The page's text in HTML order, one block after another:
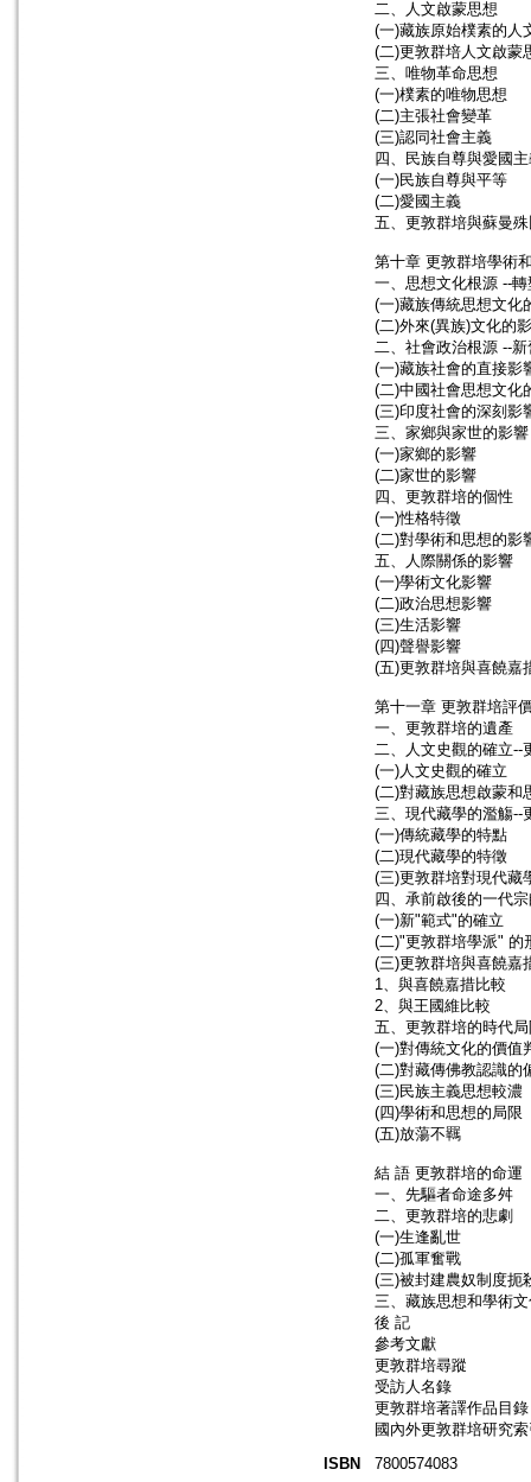
二、人文啟蒙思想
(一)藏族原始樸素的人
(二)更敦群培人文啟蒙
三、唯物革命思想
(一)樸素的唯物思想
(二)主張社會變革
(三)認同社會主義
四、民族自尊與愛國
(一)民族自尊與平等
(二)愛國主義
五、更敦群培與蘇曼
第十章 更敦群培學術
一、思想文化根源 --
(一)藏族傳統思想文化
(二)外來(異族)文化的
二、社會政治根源 --
(一)藏族社會的直接影
(二)中國社會思想文化
(三)印度社會的深刻影
三、家鄉與家世的影響
(一)家鄉的影響
(二)家世的影響
四、更敦群培的個性
(一)性格特徵
(二)對學術和思想的影
五、人際關係的影響
(一)學術文化影響
(二)政治思想影響
(三)生活影響
(四)聲譽影響
(五)更敦群培與喜饒嘉
第十一章 更敦群培評
一、更敦群培的遺產
二、人文史觀的確立--
(一)人文史觀的確立
(二)對藏族思想啟蒙和
三、現代藏學的濫觴--
(一)傳統藏學的特點
(二)現代藏學的特徵
(三)更敦群培對現代藏
四、承前啟後的一代
(一)新"範式"的確立
(二)"更敦群培學派" 的
(三)更敦群培與喜饒嘉
1、與喜饒嘉措比較
2、與王國維比較
五、更敦群培的時代
(一)對傳統文化的價值
(二)對藏傳佛教認識的
(三)民族主義思想較濃
(四)學術和思想的局限
(五)放蕩不羈
結 語 更敦群培的命運
一、先驅者命途多舛
二、更敦群培的悲劇
(一)生逢亂世
(二)孤軍奮戰
(三)被封建農奴制度扼
三、藏族思想和學術
後 記
參考文獻
更敦群培尋蹤
受訪人名錄
更敦群培著譯作品目錄
國內外更敦群培研究
ISBN
7800574083